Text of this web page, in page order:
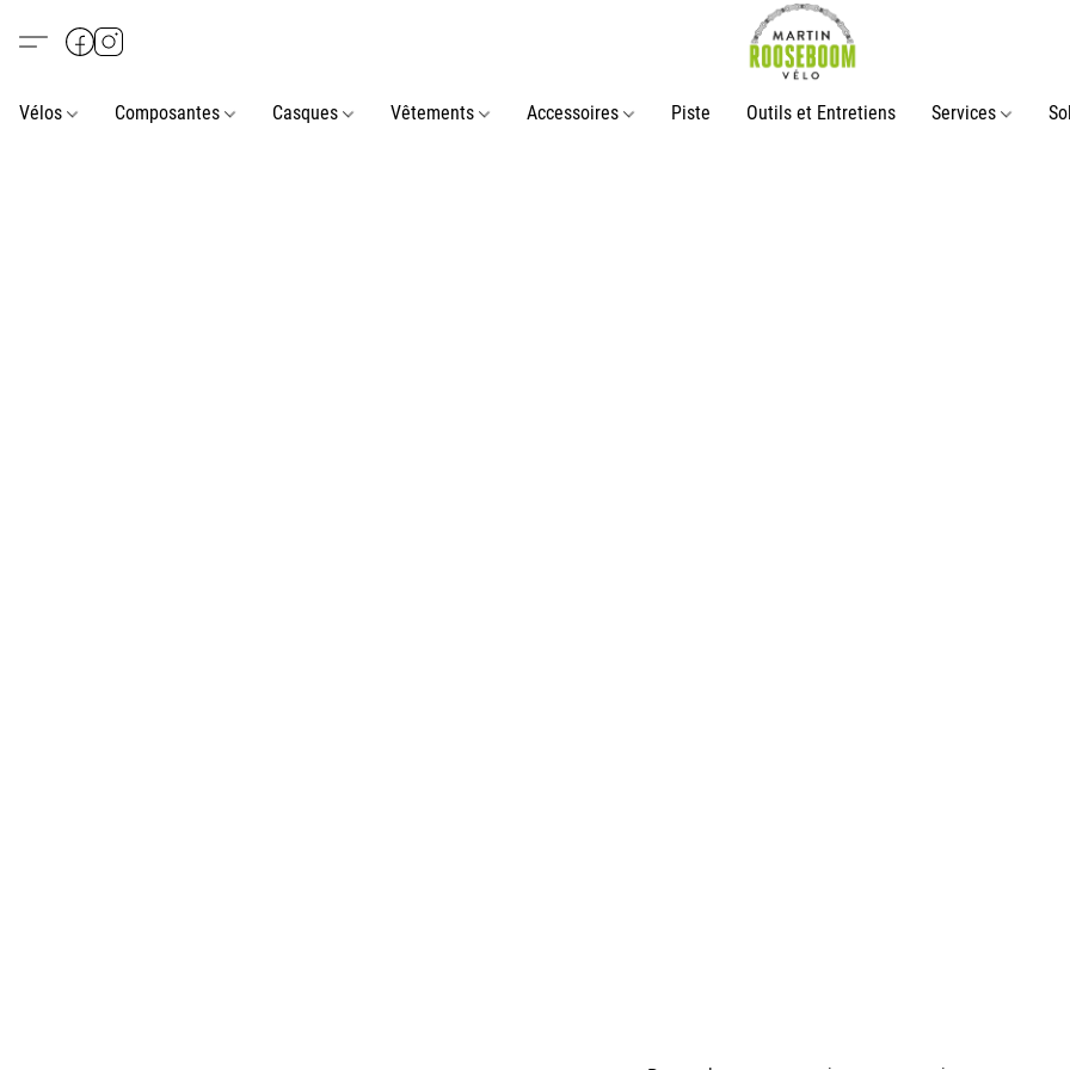
Vélos Composantes Casques Vêtements Accessoires Piste Outils et Entretiens Services